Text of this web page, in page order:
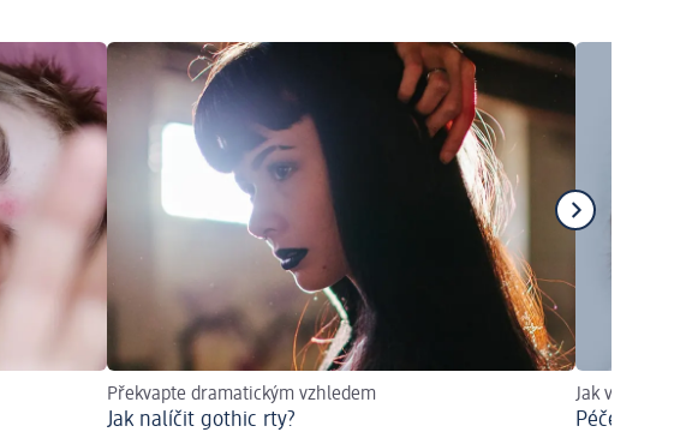
Překvapte dramatickým vzhledem
Jak nalíčit gothic rty?
Jak vypadat
Péče o pleť